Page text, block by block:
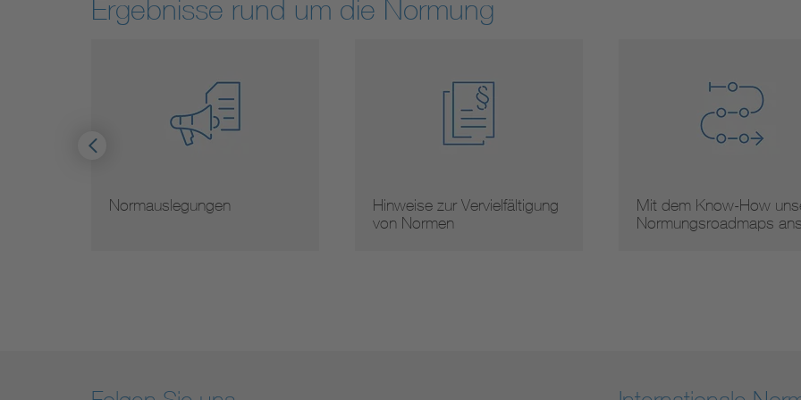
Ergebnisse rund um die Normung
Hinweise zur Vervielfältigung
Mit dem Know-How unserer
Normungsroadmaps ans …
Arbeitsergebnisse